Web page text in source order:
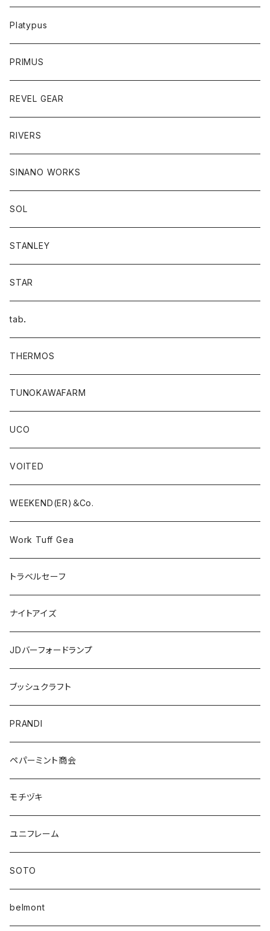
Platypus
PRIMUS
REVEL GEAR
RIVERS
SINANO WORKS
SOL
STANLEY
STAR
tab．
THERMOS
TUNOKAWAFARM
UCO
VOITED
WEEKEND(ER)＆Co.
Work Tuff Gea
トラベルセーフ
ナイトアイズ
JDバーフォードランプ
ブッシュクラフト
PRANDI
ペパーミント商会
モチヅキ
ユニフレーム
SOTO
belmont